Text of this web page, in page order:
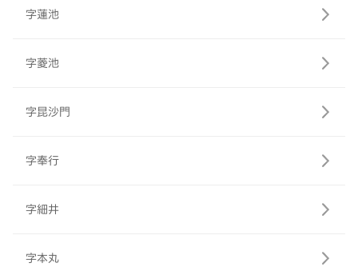
字蓮池
字菱池
字昆沙門
字奉行
字細井
字本丸